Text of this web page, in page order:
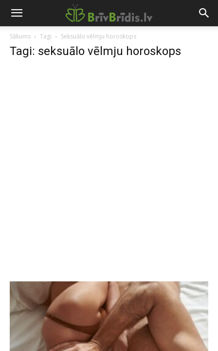
Sākums Tagi Seksuālo vēlmju horoskops
Tagi: seksuālo vēlmju horoskops